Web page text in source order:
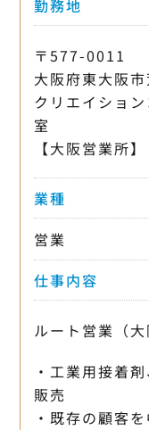
勤務地
〒577-0011
大阪府東大阪
クリエイショ
室
【大阪営業所】
業種
営業
仕事内容
ルート営業（大
・工業用接着
販売
・既存の顧客